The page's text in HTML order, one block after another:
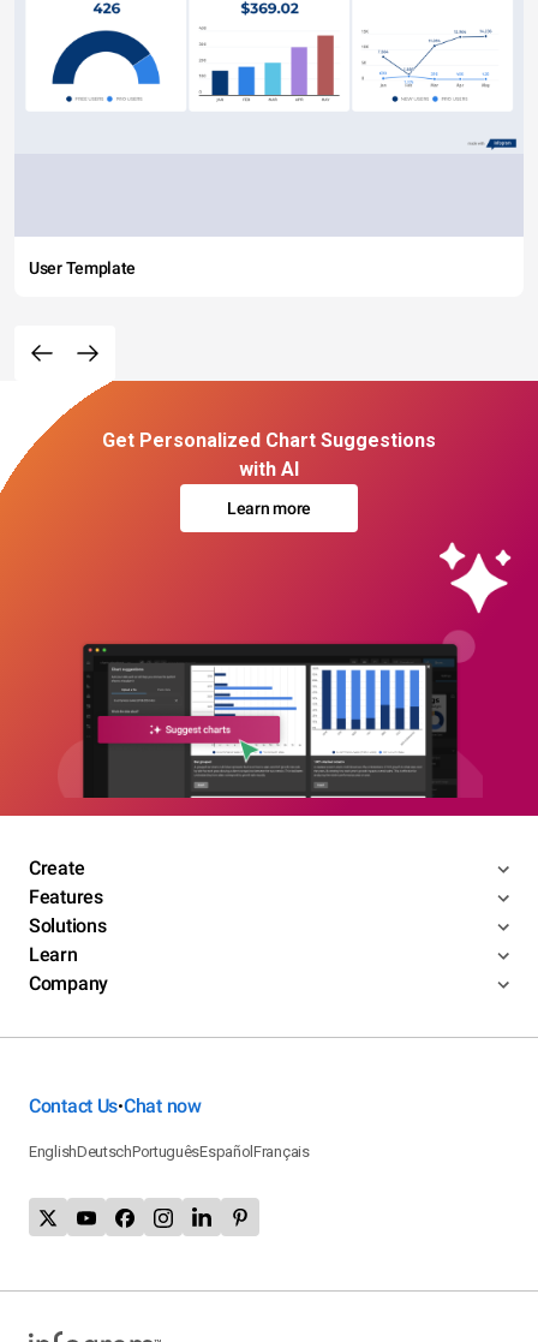
User Template
Get Personalized Chart Suggestions
with AI
Learn more
Create
Features
Solutions
Learn
Company
Contact Us•Chat now
EnglishDeutschPortuguêsEspañolFrançais